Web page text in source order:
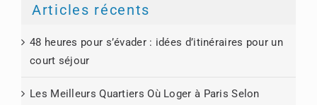
Articles récents
48 heures pour s’évader : idées d’itinéraires pour un
court séjour
Les Meilleurs Quartiers Où Loger à Paris Selon